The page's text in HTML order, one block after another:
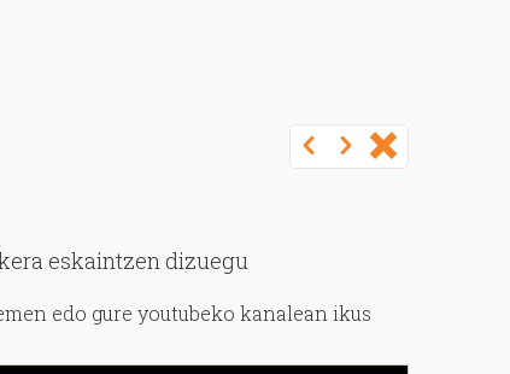
eskaintzen dizuegu
edo gure youtubeko kanalean ikus